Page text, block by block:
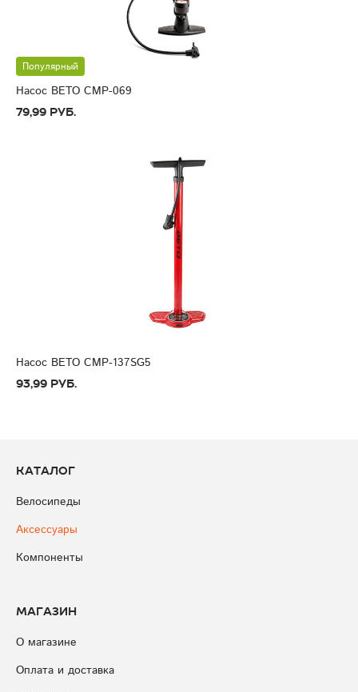
Популярный
Насос BETO CMP-069
79,99 руб.
Насос BETO CMP-137SG5
93,99 руб.
Каталог
Велосипеды
Аксессуары
Компоненты
Магазин
О магазине
Оплата и доставка